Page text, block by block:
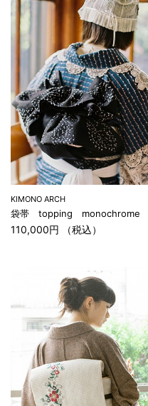
KIMONO ARCH
袋帯 topping monochrome
110,000円 （税込）